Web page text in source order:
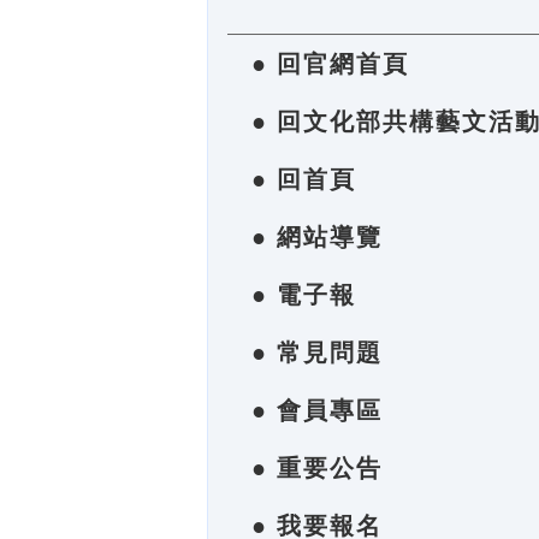
● 回官網首頁
● 回文化部共構藝文活
● 回首頁
● 網站導覽
● 電子報
● 常見問題
● 會員專區
● 重要公告
● 我要報名